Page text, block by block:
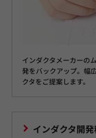
インダクタメーカーの
発をバックアップ。幅
クタをご提案します。
インダクタ開